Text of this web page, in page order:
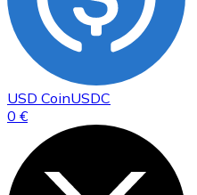
USD CoinUSDC
0 €